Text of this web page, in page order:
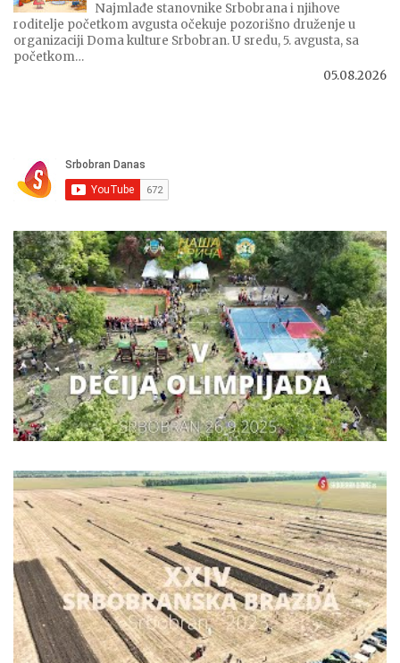
Najmlađe stanovnike Srbobrana i njihove
roditelje početkom avgusta očekuje pozorišno druženje u
organizaciji Doma kulture Srbobran. U sredu, 5. avgusta, sa
početkom…
05.08.2026